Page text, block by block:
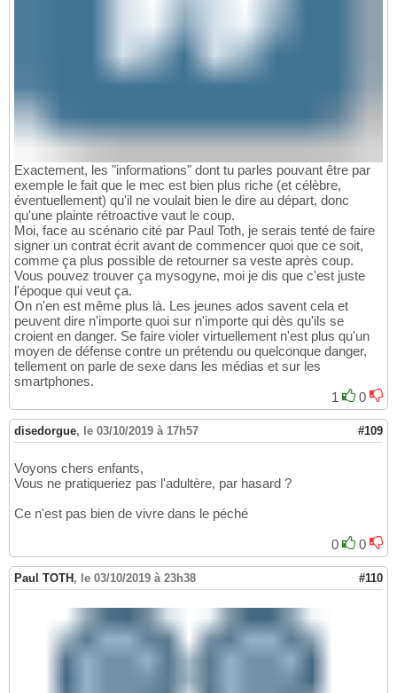
Exactement, les "informations" dont tu parles pouvant être par
exemple le fait que le mec est bien plus riche (et célèbre,
éventuellement) qu'il ne voulait bien le dire au départ, donc
qu'une plainte rétroactive vaut le coup.
Moi, face au scénario cité par Paul Toth, je serais tenté de faire
signer un contrat écrit avant de commencer quoi que ce soit,
comme ça plus possible de retourner sa veste après coup.
Vous pouvez trouver ça mysogyne, moi je dis que c'est juste
l'époque qui veut ça.
On n'en est même plus là. Les jeunes ados savent cela et
peuvent dire n'importe quoi sur n'importe qui dès qu'ils se
croient en danger. Se faire violer virtuellement n'est plus qu'un
moyen de défense contre un prétendu ou quelconque danger,
tellement on parle de sexe dans les médias et sur les
smartphones.
1
0
disedorgue, le 03/10/2019 à 17h57 #109
Voyons chers enfants,
Vous ne pratiqueriez pas l'adultère, par hasard ?
Ce n'est pas bien de vivre dans le péché
0 0
Paul TOTH , le 03/10/2019 à 23h38 #110